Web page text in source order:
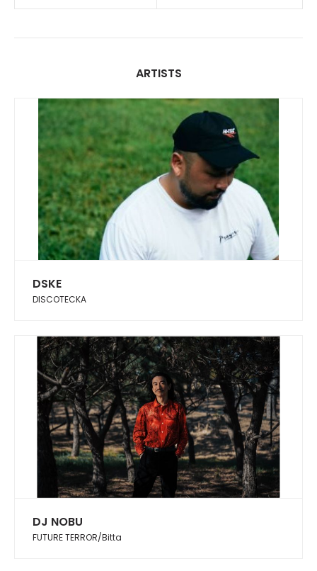
ARTISTS
DSKE
DISCOTECKA
DJ NOBU
FUTURE TERROR/Bitta